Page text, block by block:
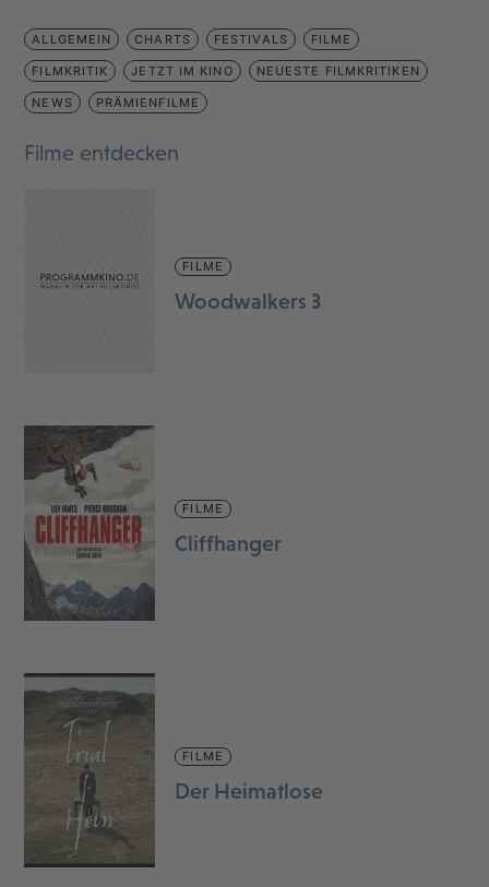
ALLGEMEIN CHARTS FESTIVALS FILME
FILMKRITIK JETZT IM KINO NEUESTE FILMKRITIKEN
NEWS PRÄMIENFILME
Filme entdecken
FILME
Woodwalkers 3
FILME
Cliffhanger
FILME
Der Heimatlose